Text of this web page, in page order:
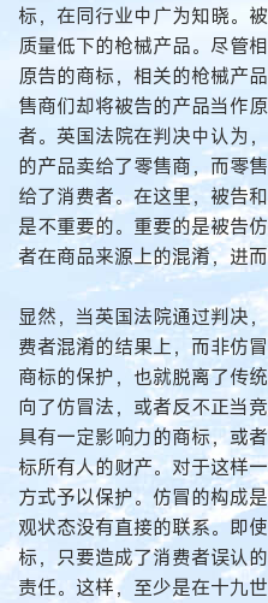
标，在同行业中广为知晓。
质量低下的枪械产品。尽管
原告的商标，相关的枪械产
售商们却将被告的产品当作
者。英国法院在判决中认为
的产品卖给了零售商，而零
给了消费者。在这里，被告
是不重要的。重要的是被告
者在商品来源上的混淆，进
显然，当英国法院通过判决
费者混淆的结果上，而非仿
商标的保护，也就脱离了传
向了仿冒法，或者反不正当
具有一定影响力的商标，或
标所有人的财产。对于这样
方式予以保护。仿冒的构成
观状态没有直接的联系。即
标，只要造成了消费者误认
责任。这样，至少是在十九